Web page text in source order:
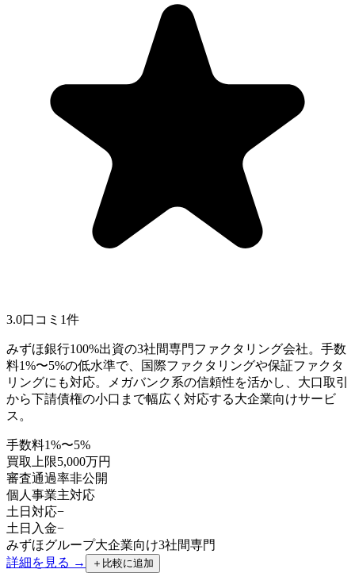
3.0口コミ 1件
みずほ銀行100%出資の3社間専門ファクタリング会社。手数
料1%〜5%の低水準で、国際ファクタリングや保証ファクタ
リングにも対応。メガバンク系の信頼性を活かし、大口取引
から下請債権の小口まで幅広く対応する大企業向けサービ
ス。
手数料1%〜5%
買取上限5,000万円
審査通過率非公開
個人事業主対応
土日対応−
土日入金−
みずほグループ大企業向け3社間専門
詳細を見る →
＋ 比較に追加